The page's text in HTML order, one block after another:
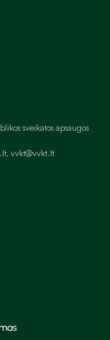
sveikatos apsaugos
vvkt@vvkt.lt